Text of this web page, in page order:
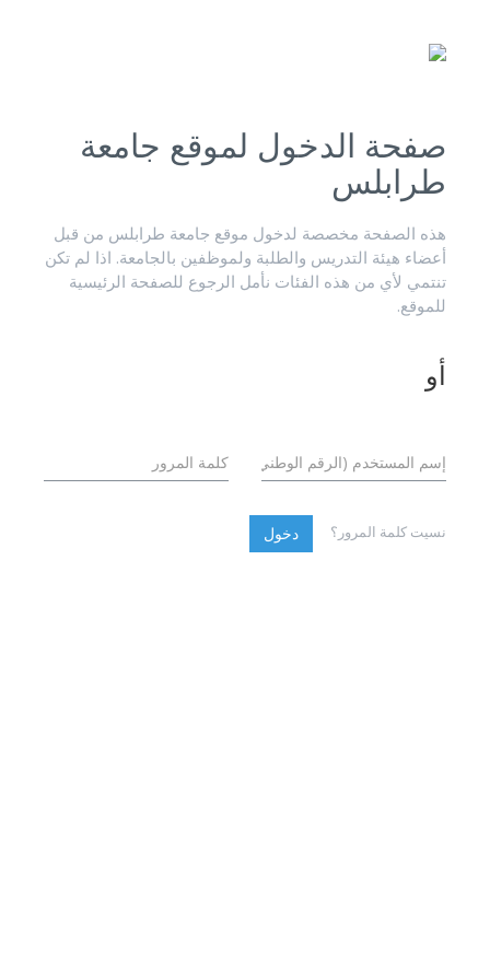
صفحة الدخول لموقع جامعة
طرابلس
هذه الصفحة مخصصة لدخول موقع جامعة طرابلس من قبل
أعضاء هيئة التدريس والطلبة ولموظفين بالجامعة. اذا لم تكن
تنتمي لأي من هذه الفئات نأمل الرجوع للصفحة الرئيسية
للموقع.
أو
نسيت كلمة المرور؟ دخول